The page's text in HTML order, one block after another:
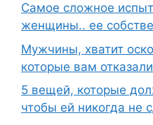
Самое сложное
женщины.. ее
Мужчины, хватит
которые вам отказали
5 вещей, которые
чтобы ей никогда не